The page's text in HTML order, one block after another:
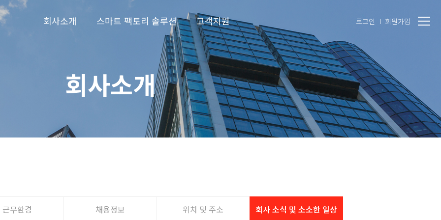
회사소개 스마트 팩토리 솔루션 고객지원 로그인 회원가입
회사소개
근무환경 채용정보 위치 및 주소 회사 소식 및 소소한 일상